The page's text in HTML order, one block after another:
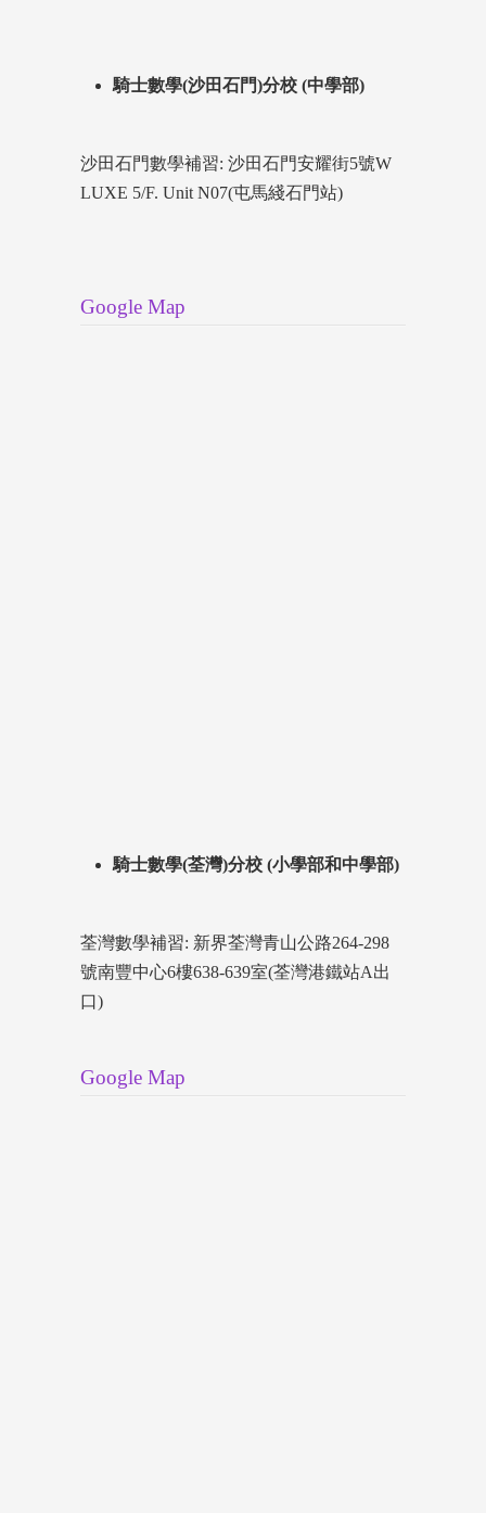
騎士數學(沙田石門)分校 (中學部)
沙田石門數學補習: 沙田石門安耀街5號W
LUXE 5/F. Unit N07(屯馬綫石門站)
Google Map
騎士數學(荃灣)分校 (小學部和中學部)
荃灣數學補習: 新界荃灣青山公路264-298
號南豐中心6樓638-639室(荃灣港鐵站A出
口)
Google Map